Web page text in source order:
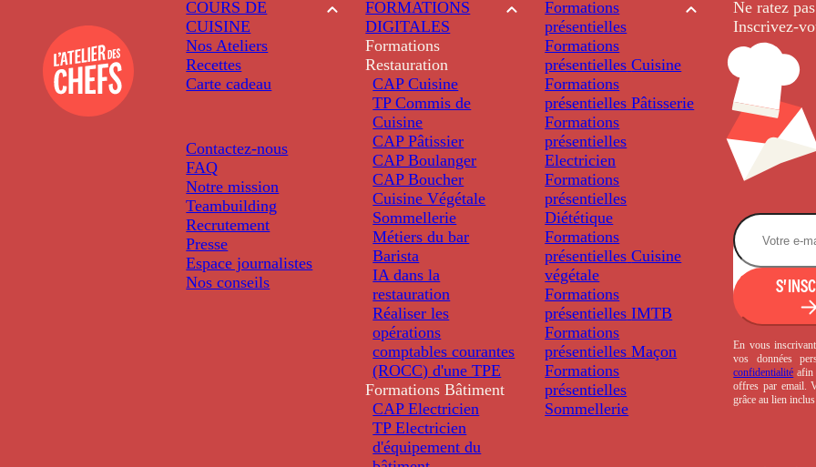
COURS DE
CUISINE
Nos Ateliers
Recettes
Carte cadeau
Contactez-nous
FAQ
Notre mission
Teambuilding
Recrutement
Presse
Espace journalistes
Nos conseils
FORMATIONS
DIGITALES
Formations
Restauration
CAP Cuisine
TP Commis de
Cuisine
CAP Pâtissier
CAP Boulanger
CAP Boucher
Cuisine Végétale
Sommellerie
Métiers du bar
Barista
IA dans la
restauration
Réaliser les
opérations
comptables courantes
(ROCC) d'une TPE
Formations Bâtiment
CAP Electricien
TP Electricien
d'équipement du
Formations
présentielles
Formations
présentielles Cuisine
Formations
présentielles Pâtisserie
Formations
présentielles
Electricien
Formations
présentielles
Diététique
Formations
présentielles Cuisine
végétale
Formations
présentielles IMTB
Formations
présentielles Maçon
Formations
présentielles
Sommellerie
Ne ratez
Inscrivez-
En vous
vos données
confidentialité afin
offres par email.
grâce au lien